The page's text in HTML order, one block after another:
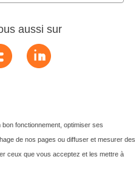
aussi sur
fonctionnement, optimiser ses
de nos pages ou diffuser et mesurer des
ceux que vous acceptez et les mettre à